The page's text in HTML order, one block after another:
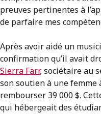
preuves pertinentes à
de parfaire mes
Après avoir aidé un
confirmation qu’il avait
Sierra Farr, sociétaire au
son soutien à une femme
rembourser 39 000 $.
qui hébergeait des